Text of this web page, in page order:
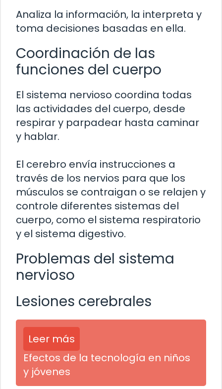
Analiza la información, la interpreta y
toma decisiones basadas en ella.
Coordinación de las
funciones del cuerpo
El sistema nervioso coordina todas
las actividades del cuerpo, desde
respirar y parpadear hasta caminar
y hablar.
El cerebro envía instrucciones a
través de los nervios para que los
músculos se contraigan o se relajen y
controle diferentes sistemas del
cuerpo, como el sistema respiratorio
y el sistema digestivo.
Problemas del sistema
nervioso
Lesiones cerebrales
Leer más
Efectos de la tecnología en niños
y jóvenes